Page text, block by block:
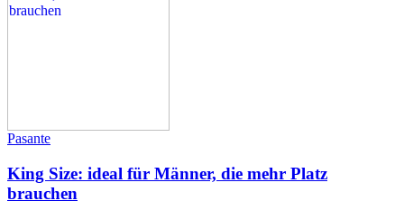
Pasante
King Size: ideal für Männer, die mehr Platz
brauchen